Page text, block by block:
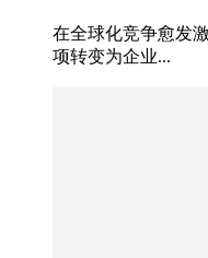
在全球化竞争愈发
项转变为企业...